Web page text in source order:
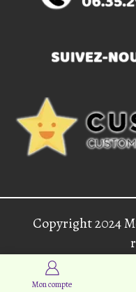
Copyright 2024
Mon compte